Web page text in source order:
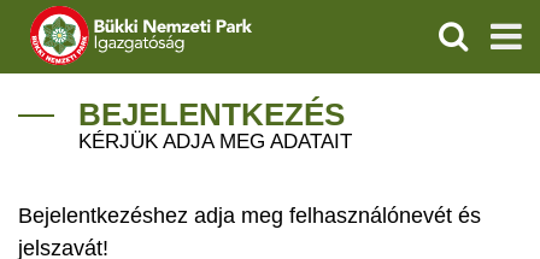
IGAZGATÓSÁG
VÍZVÉDELEM
KERESÉS
BEJELENTKEZÉS
KÉRJÜK ADJA MEG ADATAIT
Bejelentkezéshez adja meg felhasználónevét és
jelszavát!